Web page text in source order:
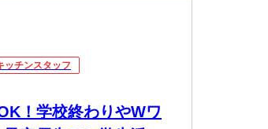
ッチンスタッフ
！学校終わりやWワ